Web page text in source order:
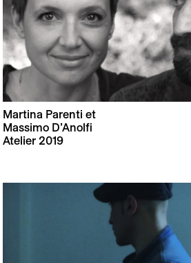
Martina Parenti et
Massimo D’Anolfi
Atelier 2019